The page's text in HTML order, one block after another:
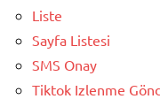
Liste
Sayfa Listesi
SMS Onay
Tiktok Izlenme